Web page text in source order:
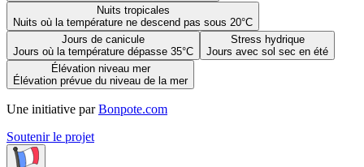
Nuits tropicales
Nuits où la température ne descend pas sous 20°C
Jours de canicule
Jours où la température dépasse 35°C
Stress hydrique
Jours avec sol sec en été
Élévation niveau mer
Élévation prévue du niveau de la mer
Une initiative par Bonpote.com
Soutenir le projet